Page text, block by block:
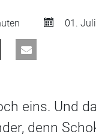
01.
eins. Und
denn